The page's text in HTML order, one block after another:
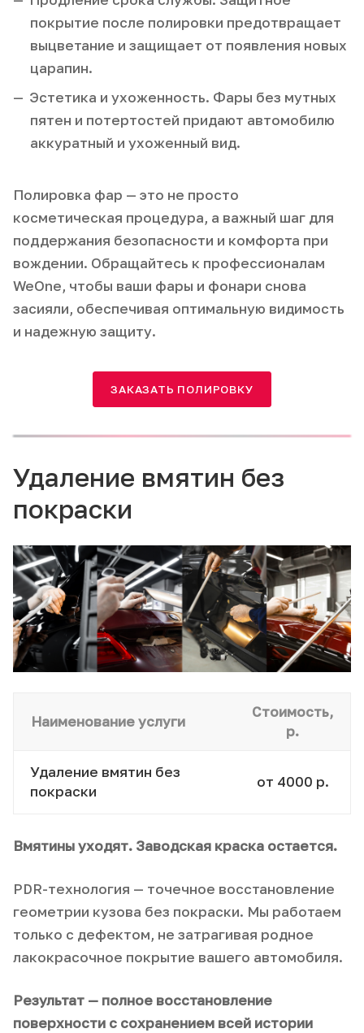
покрытие после полировки предотвращает
выцветание и защищает от появления новых
царапин.
Эстетика и ухоженность. Фары без мутных
пятен и потертостей придают автомобилю
аккуратный и ухоженный вид.
Полировка фар — это не просто
косметическая процедура, а важный шаг для
поддержания безопасности и комфорта при
вождении. Обращайтесь к профессионалам
WeOne, чтобы ваши фары и фонари снова
засияли, обеспечивая оптимальную видимость
и надежную защиту.
ЗАКАЗАТЬ ПОЛИРОВКУ
Удаление вмятин без
покраски
Наименование услуги
Стоимость,
р.
Удаление вмятин без
покраски
от 4000 р.
Вмятины уходят. Заводская краска остается.
PDR-технология — точечное восстановление
геометрии кузова без покраски. Мы работаем
только с дефектом, не затрагивая родное
лакокрасочное покрытие вашего автомобиля.
Результат — полное восстановление
поверхности с сохранением всей истории